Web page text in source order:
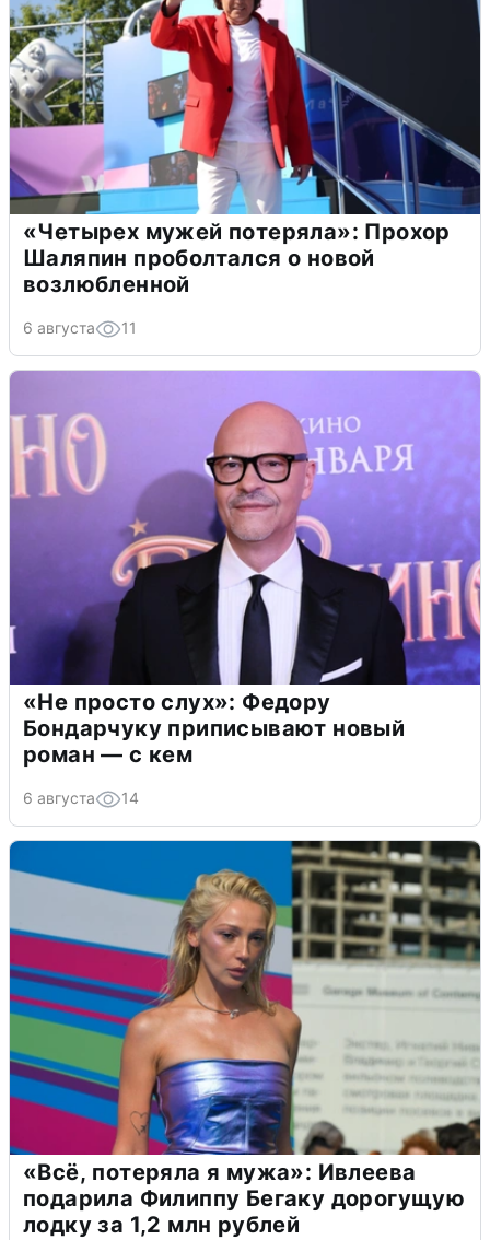
«Четырех мужей потеряла»: Прохор
Шаляпин проболтался о новой
возлюбленной
6 августа 11
«Не просто слух»: Федору
Бондарчуку приписывают новый
роман — с кем
6 августа 14
«Всё, потеряла я мужа»: Ивлеева
подарила Филиппу Бегаку дорогущую
лодку за 1,2 млн рублей